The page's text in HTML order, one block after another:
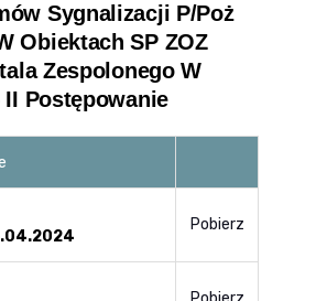
Sygnalizacji P/poż
Obiektach SP ZOZ
Zespolonego W
Postępowanie
Pobierz